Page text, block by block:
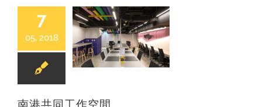
7
05, 2018
南港共同工作空間